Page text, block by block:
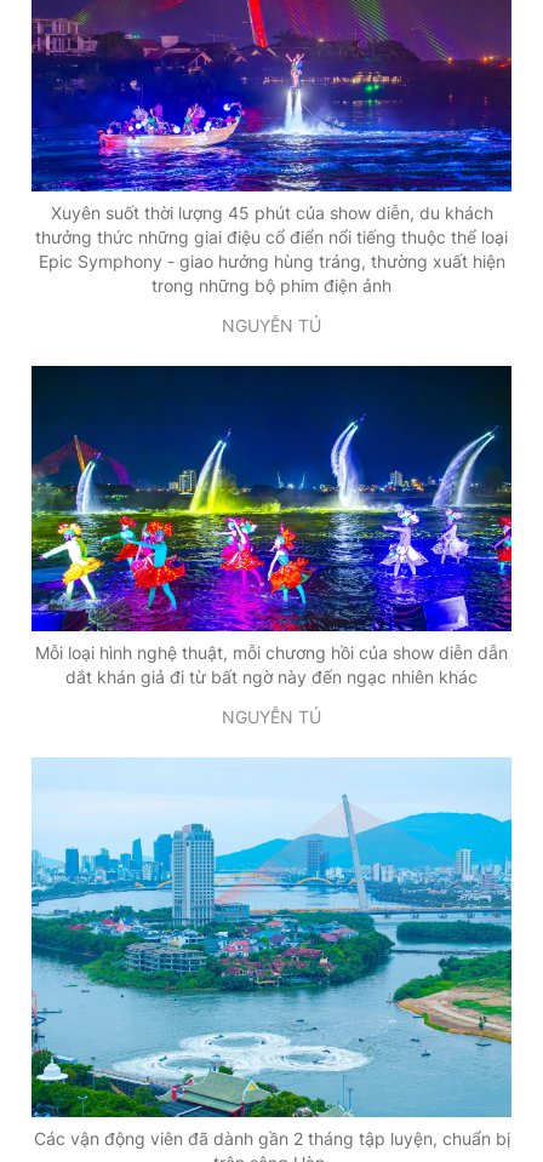
Xuyên suốt thời lượng 45 phút của show diễn, du khách
thưởng thức những giai điệu cổ điển nổi tiếng thuộc thể loại
Epic Symphony - giao hưởng hùng tráng, thường xuất hiện
trong những bộ phim điện ảnh
NGUYỄN TÚ
Mỗi loại hình nghệ thuật, mỗi chương hồi của show diễn dẫn
dắt khán giả đi từ bất ngờ này đến ngạc nhiên khác
NGUYỄN TÚ
Các vận động viên đã dành gần 2 tháng tập luyện, chuẩn bị